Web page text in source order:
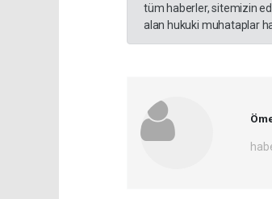
tüm haberler, sitemizin
alan hukuki muhataplar